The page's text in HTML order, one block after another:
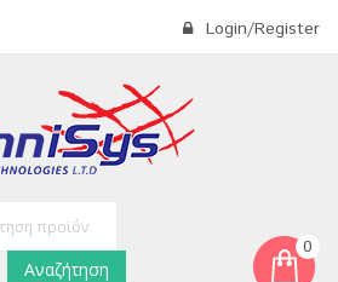
Login/Register
0
Αναζήτηση